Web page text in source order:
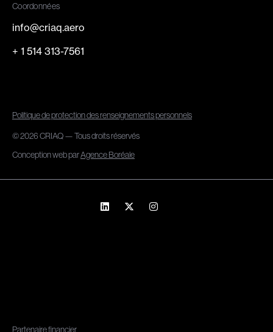
Coordonnées
info@criaq.aero
+ 1 514 313-7561
Politique de protection des renseignements personnels
© 2026 CRIAQ — Tous droits réservés
Conception web parAgence Boréale
Partenaire financier